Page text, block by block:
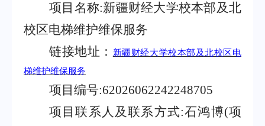
项目名称:新疆财经大学校本部及北
校区电梯维护维保服务
链接地址：
新疆财经大学校本部及北校区电
梯维护维保服务
项目编号:62026062242248705
项目联系人及联系方式:石鸿博(项